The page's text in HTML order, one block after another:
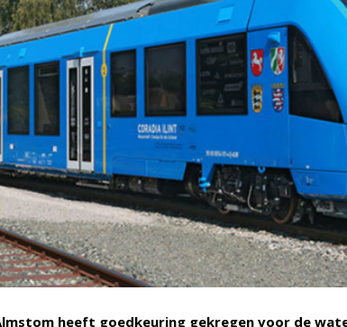
heeft goedkeuring gekregen voor de